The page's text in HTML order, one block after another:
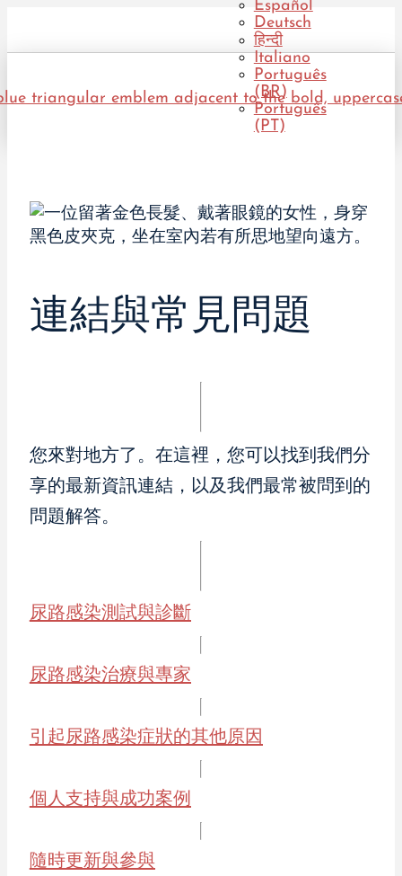
Español
Deutsch
हिन्दी
Italiano
Português
(BR)
Português
(PT)
連結與常見問題
您來對地方了。在這裡，您可以找到我們分
享的最新資訊連結，以及我們最常被問到的
問題解答。
尿路感染測試與診斷
尿路感染治療與專家
引起尿路感染症狀的其他原因
個人支持與成功案例
隨時更新與參與